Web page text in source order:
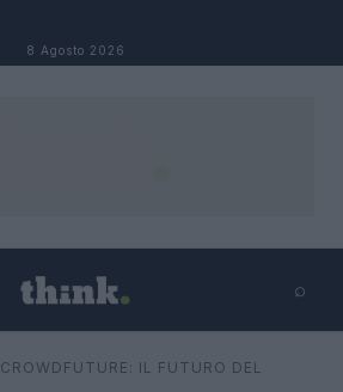
8 Agosto 2026
⌕
⌕
CROWDFUTURE: IL FUTURO DEL